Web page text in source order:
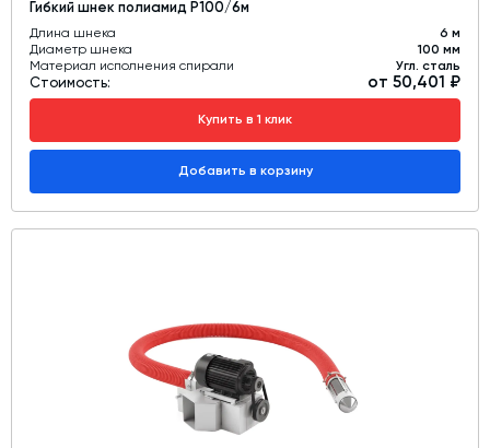
Гибкий шнек полиамид Р100/6м
Длина шнека
6 м
Диаметр шнека
100 мм
Материал исполнения спирали
Угл. сталь
Стоимость: от 50,401 ₽
Купить в 1 клик
Добавить в корзину